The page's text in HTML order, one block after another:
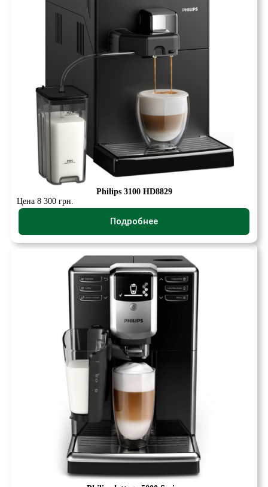
Philips 3100 HD8829
Цена 8 300 грн.
Подробнее